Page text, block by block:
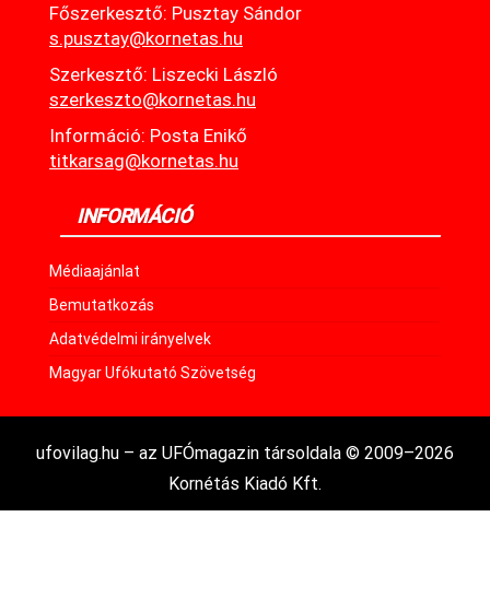
Főszerkesztő: Pusztay Sándor
s.pusztay@kornetas.hu
Szerkesztő: Liszecki László
szerkeszto@kornetas.hu
Információ: Posta Enikő
titkarsag@kornetas.hu
INFORMÁCIÓ
Médiaajánlat
Bemutatkozás
Adatvédelmi irányelvek
Magyar Ufókutató Szövetség
ufovilag.hu – az UFÓmagazin társoldala © 2009–2026
Kornétás Kiadó Kft.